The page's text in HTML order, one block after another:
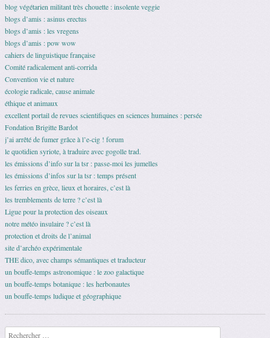
blog végétarien militant très chouette : insolente veggie
blogs d’amis : asinus erectus
blogs d’amis : les vregens
blogs d’amis : pow wow
cahiers de linguistique française
Comité radicalement anti-corrida
Convention vie et nature
écologie radicale, cause animale
éthique et animaux
excellent portail de revues scientifiques en sciences humaines : persée
Fondation Brigitte Bardot
j’ai arrêté de fumer grâce à l’e-cig ! forum
le quotidien syriote, à traduire avec gogolle trad.
les émissions d’info sur la tsr : passe-moi les jumelles
les émissions d’infos sur la tsr : temps présent
les ferries en grèce, lieux et horaires, c’est là
les tremblements de terre ? c’est là
Ligue pour la protection des oiseaux
notre météo insulaire ? c’est là
protection et droits de l’animal
site d’archéo expérimentale
THE dico, avec champs sémantiques et traducteur
un bouffe-temps astronomique : le zoo galactique
un bouffe-temps botanique : les herbonautes
un bouffe-temps ludique et géographique
Recherche